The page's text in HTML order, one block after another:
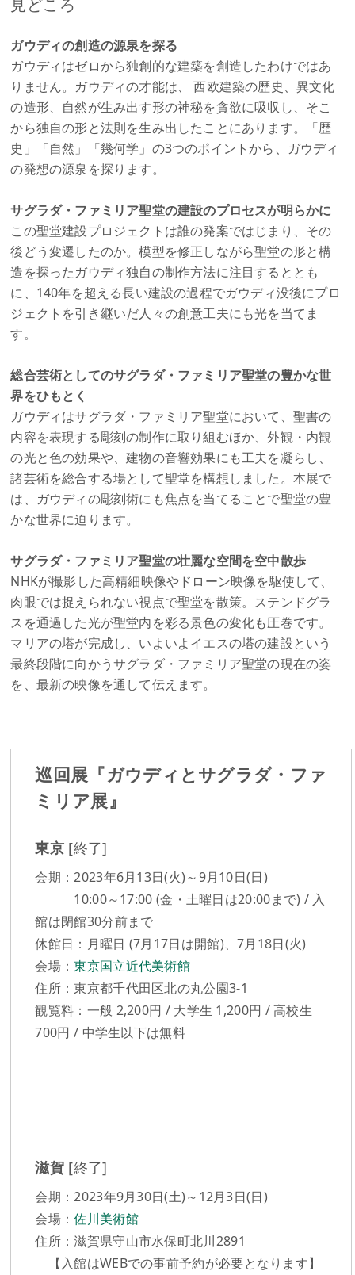
見どころ
ガウディの創造の源泉を探る
ガウディはゼロから独創的な建築を創造したわけではあ
りません。ガウディの才能は、 西欧建築の歴史、異文化
の造形、自然が生み出す形の神秘を貪欲に吸収し、そこ
から独自の形と法則を生み出したことにあります。「歴
史」「自然」「幾何学」の3つのポイントから、ガウディ
の発想の源泉を探ります。
サグラダ・ファミリア聖堂の建設のプロセスが明らかに
この聖堂建設プロジェクトは誰の発案ではじまり、その
後どう変遷したのか。模型を修正しながら聖堂の形と構
造を探ったガウディ独自の制作方法に注目するととも
に、140年を超える長い建設の過程でガウディ没後にプロ
ジェクトを引き継いだ人々の創意工夫にも光を当てま
す。
総合芸術としてのサグラダ・ファミリア聖堂の豊かな世
界をひもとく
ガウディはサグラダ・ファミリア聖堂において、聖書の
内容を表現する彫刻の制作に取り組むほか、外観・内観
の光と色の効果や、建物の音響効果にも工夫を凝らし、
諸芸術を総合する場として聖堂を構想しました。本展で
は、ガウディの彫刻術にも焦点を当てることで聖堂の豊
かな世界に迫ります。
サグラダ・ファミリア聖堂の壮麗な空間を空中散歩
NHKが撮影した高精細映像やドローン映像を駆使して、
肉眼では捉えられない視点で聖堂を散策。ステンドグラ
スを通過した光が聖堂内を彩る景色の変化も圧巻です。
マリアの塔が完成し、いよいよイエスの塔の建設という
最終段階に向かうサグラダ・ファミリア聖堂の現在の姿
を、最新の映像を通して伝えます。
巡回展『ガウディとサグラダ・ファ
ミリア展』
東京 [終了]
会期：2023年6月13日(火)～9月10日(日)
10:00～17:00 (金・土曜日は20:00まで) / 入
館は閉館30分前まで
休館日：月曜日 (7月17日は開館)、7月18日(火)
会場：東京国立近代美術館
住所：東京都千代田区北の丸公園3-1
観覧料：一般 2,200円 / 大学生 1,200円 / 高校生
700円 / 中学生以下は無料
滋賀 [終了]
会期：2023年9月30日(土)～12月3日(日)
会場：佐川美術館
住所：滋賀県守山市水保町北川2891
【入館はWEBでの事前予約が必要となります】